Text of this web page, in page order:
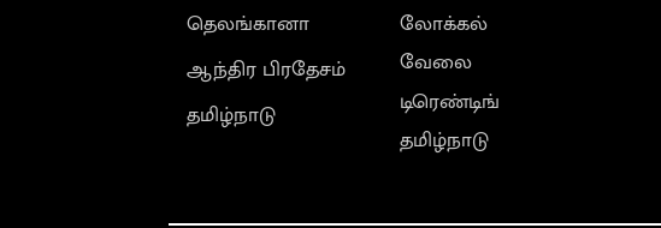
தெலங்கானா
ஆந்திர பிரதேசம்
தமிழ்நாடு
லோக்கல்
வேலை
டிரெண்டிங்
தமிழ்நாடு